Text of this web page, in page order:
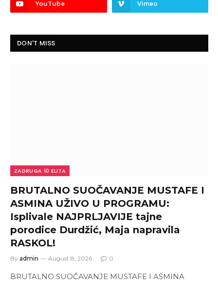
YouTube Vimeo
DON'T MISS
ZADRUGA 10 ELITA
BRUTALNO SUOČAVANJE MUSTAFE I
ASMINA UŽIVO U PROGRAMU:
Isplivale NAJPRLJAVIJE tajne
porodice Durdžić, Maja napravila
RASKOL!
By admin August 8, 2026 0
BRUTALNO SUOČAVANJE MUSTAFE I ASMINA